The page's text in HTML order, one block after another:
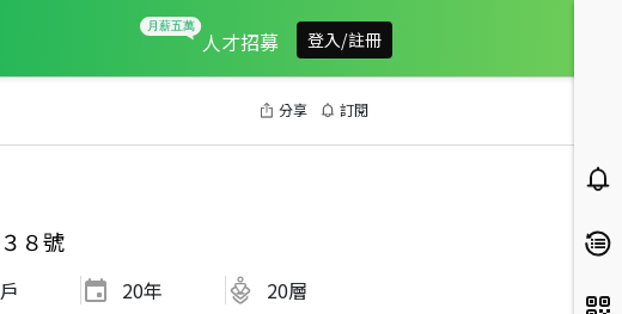
人才招募 登入/註冊
分享 訂閱
８號
20年 20層